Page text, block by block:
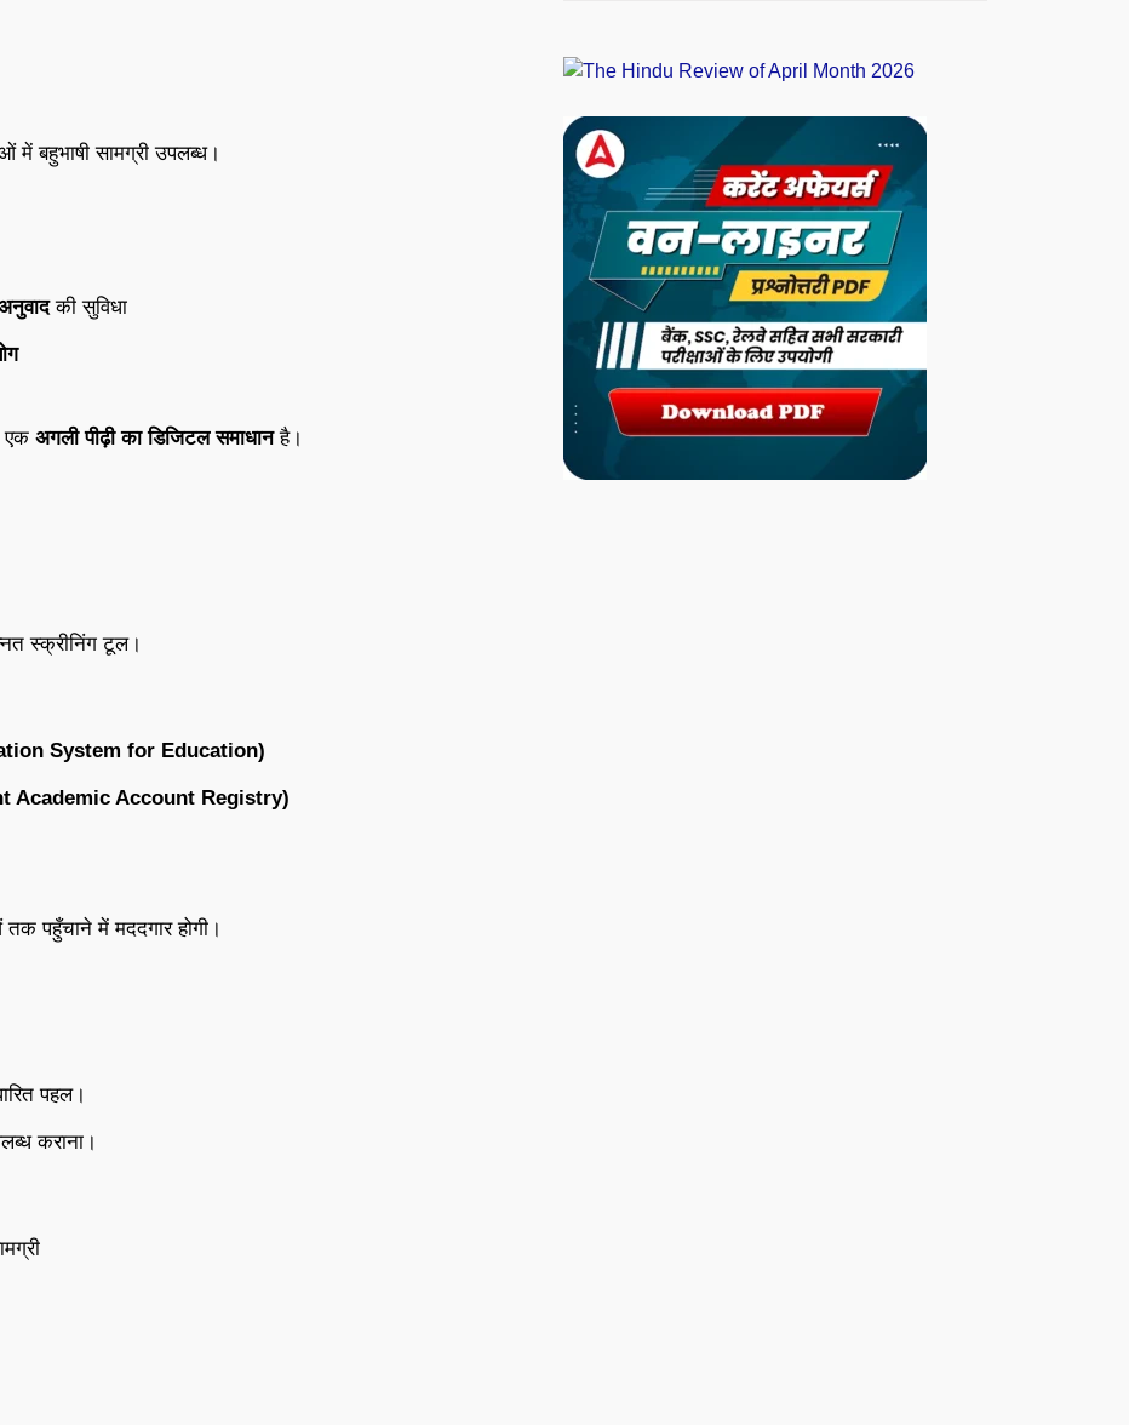
में बहुभाषी सामग्री उपलब्ध।
की सुविधा
एक अगली पीढ़ी का डिजिटल समाधानहै।
स्क्रीनिंग टूल।
System for Education)
Academic Account Registry)
तक पहुँचाने में मददगार होगी।
पहल।
कराना।